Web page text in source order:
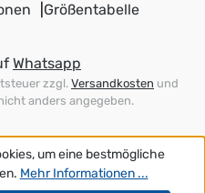
Größentabelle
Whatsapp
zzgl. Versandkosten und
anders angegeben.
um eine bestmögliche
Mehr Informationen ...